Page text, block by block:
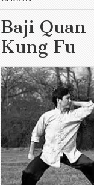
Baji Quan
Kung Fu